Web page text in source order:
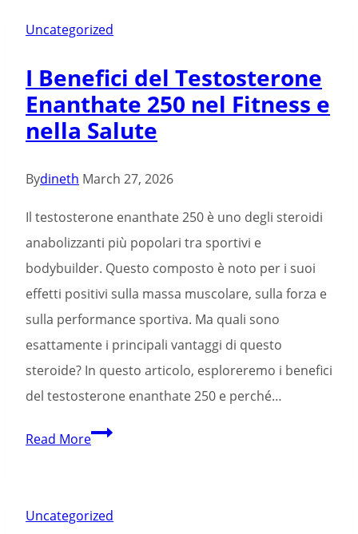
Uncategorized
I Benefici del Testosterone
Enanthate 250 nel Fitness e
nella Salute
Bydineth March 27, 2026
Il testosterone enanthate 250 è uno degli steroidi
anabolizzanti più popolari tra sportivi e
bodybuilder. Questo composto è noto per i suoi
effetti positivi sulla massa muscolare, sulla forza e
sulla performance sportiva. Ma quali sono
esattamente i principali vantaggi di questo
steroide? In questo articolo, esploreremo i benefici
del testosterone enanthate 250 e perché…
Read MoreI
Testosterone
Uncategorized